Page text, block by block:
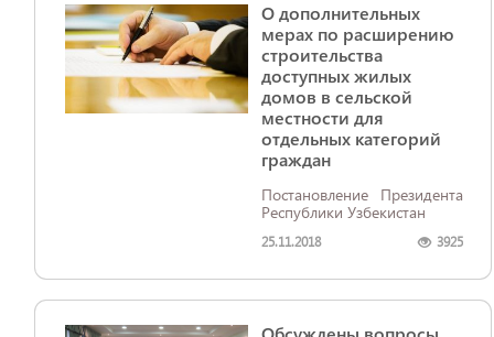
О дополнительных
мерах по расширению
строительства
доступных жилых
домов в сельской
местности для
отдельных категорий
граждан
Постановление Президента
Республики Узбекистан
25.11.2018 3925